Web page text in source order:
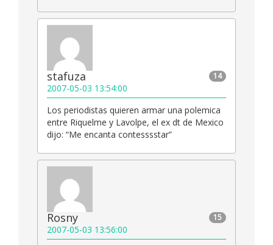
14
stafuza
2007-05-03 13:54:00
Los periodistas quieren armar una polemica
entre Riquelme y Lavolpe, el ex dt de Mexico
dijo: “Me encanta contesssstar”
15
Rosny
2007-05-03 13:56:00